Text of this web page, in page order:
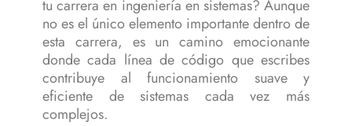
tu carrera en ingeniería en sistemas? Aunque
no es el único elemento importante dentro de
esta carrera, es un camino emocionante
donde cada línea de código que escribes
contribuye al funcionamiento suave y
eficiente de sistemas cada vez más
complejos.